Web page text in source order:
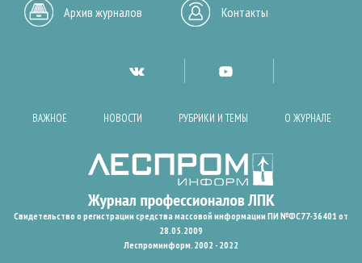
Архив журналов Контакты
ВАЖНОЕ НОВОСТИ РУБРИКИ И ТЕМЫ О ЖУРНАЛЕ
Свидетельство о регистрации средства массовой информации ПИ №ФС77-36401 от
28.05.2009
Леспроминформ. 2002 - 2022